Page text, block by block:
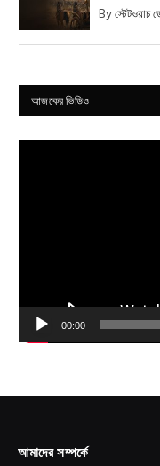
By স্টেটওয়াচ
আজকের ভিডিও
00:00
আমাদের সম্পর্কে